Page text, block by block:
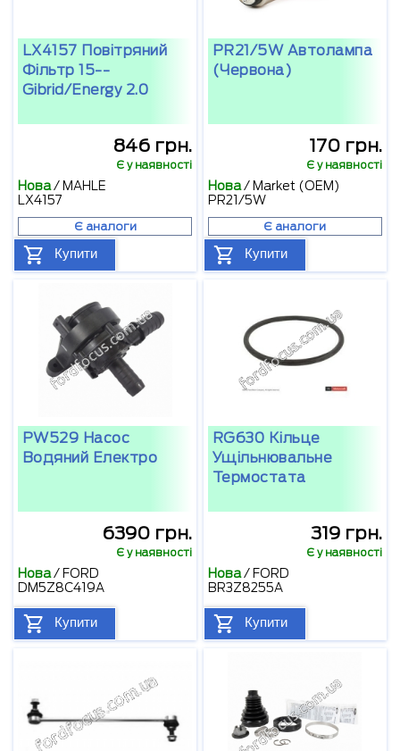
LX4157 Повітряний
Фільтр 15--
Gibrid/energy 2.0
846 грн.
Є у наявності
Нова/ MAHLE
LX4157
Є аналоги
Купити
PR21/5W Автолампа
(червона)
170 грн.
Є у наявності
Нова/ Market (OEM)
PR21/5W
Є аналоги
Купити
PW529 Насос
Водяний Електро
6390 грн.
Є у наявності
Нова/ FORD
DM5Z8C419A
Купити
RG630 Кільце
Ущільнювальне
Термостата
319 грн.
Є у наявності
Нова/ FORD
BR3Z8255A
Купити